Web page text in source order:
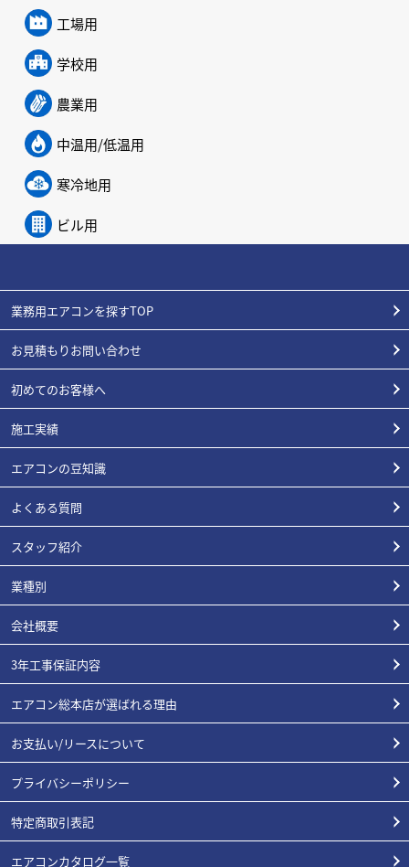
工場用
学校用
農業用
中温用/低温用
寒冷地用
ビル用
業務用エアコンを探すTOP
お見積もりお問い合わせ
初めてのお客様へ
施工実績
エアコンの豆知識
よくある質問
スタッフ紹介
業種別
会社概要
3年工事保証内容
エアコン総本店が選ばれる理由
お支払い/リースについて
プライバシーポリシー
特定商取引表記
エアコンカタログ一覧